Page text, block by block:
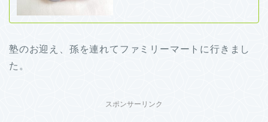
塾のお迎え、孫を連れてファミリーマートに行きまし
た。
スポンサーリンク